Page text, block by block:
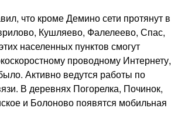
что кроме Демино сети протянут в
Кушляево, Фалелеево, Спас,
населенных пунктов смогут
проводному Интернету,
Активно ведутся работы по
В деревнях Погорелка, Починок,
и Болоново появятся мобильная